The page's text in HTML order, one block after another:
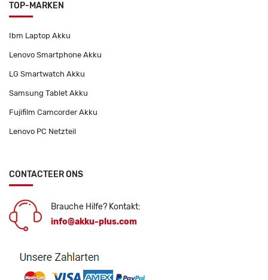
TOP-MARKEN
Ibm Laptop Akku
Lenovo Smartphone Akku
LG Smartwatch Akku
Samsung Tablet Akku
Fujifilm Camcorder Akku
Lenovo PC Netzteil
CONTACTEER ONS
Brauche Hilfe? Kontakt:
info@akku-plus.com